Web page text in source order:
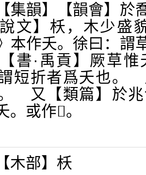
集韻】【韻會】於
文】枖，木少盛
本作夭。徐曰：謂
書·禹貢】厥草
短折者爲夭也。
又【類篇】於
。或作𣓎。
木部】 枖